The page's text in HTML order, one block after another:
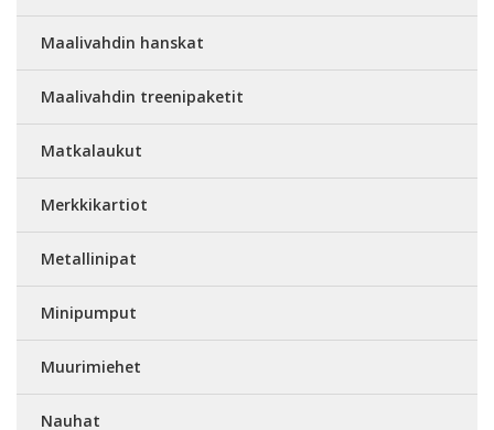
Maalivahdin hanskat
Maalivahdin treenipaketit
Matkalaukut
Merkkikartiot
Metallinipat
Minipumput
Muurimiehet
Nauhat